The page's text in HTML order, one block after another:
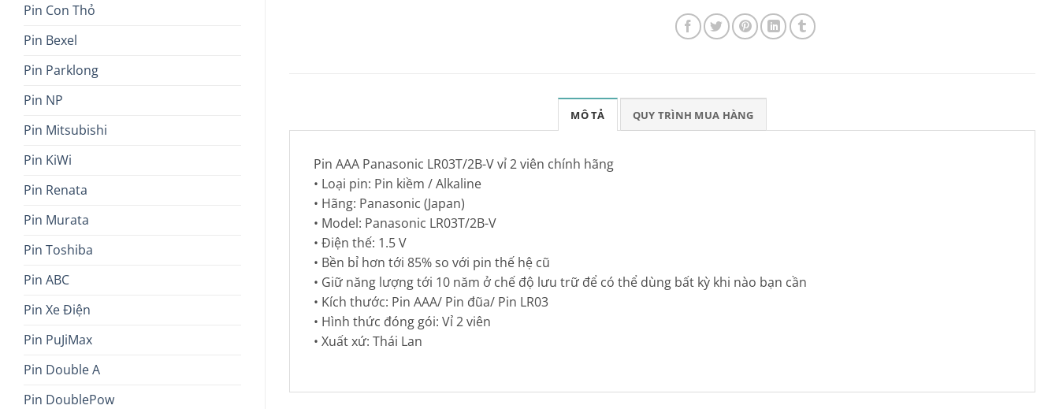
Pin Con Thỏ
Pin Bexel
Pin Parklong
Pin NP
Pin Mitsubishi
Pin KiWi
Pin Renata
Pin Murata
Pin Toshiba
Pin ABC
Pin Xe Điện
Pin PuJiMax
Pin Double A
Pin DoublePow
MÔ TẢ QUY TRÌNH MUA HÀNG
Pin AAA Panasonic LR03T/2B-V vỉ 2 viên chính hãng
• Loại pin: Pin kiềm / Alkaline
• Hãng: Panasonic (Japan)
• Model: Panasonic LR03T/2B-V
• Điện thế: 1.5 V
• Bền bỉ hơn tới 85% so với pin thế hệ cũ
• Giữ năng lượng tới 10 năm ở chế độ lưu trữ để có thể dùng bất kỳ khi nào bạn cần
• Kích thước: Pin AAA/ Pin đũa/ Pin LR03
• Hình thức đóng gói: Vỉ 2 viên
• Xuất xứ: Thái Lan